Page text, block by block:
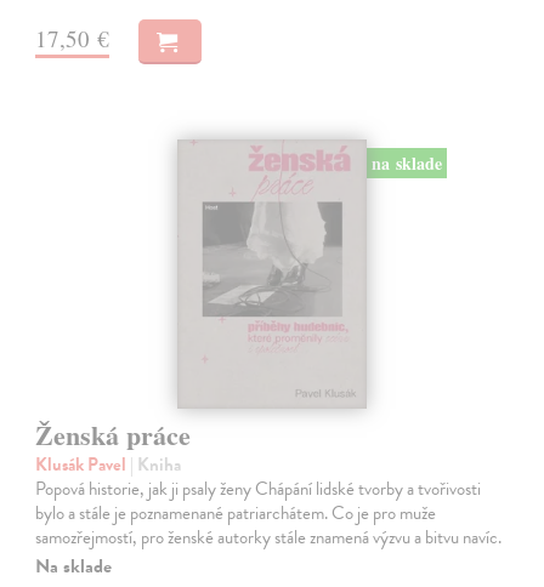
17,50 €
na sklade
Ženská práce
Klusák Pavel | Kniha
Popová historie, jak ji psaly ženy Chápání lidské tvorby a tvořivosti
bylo a stále je poznamenané patriarchátem. Co je pro muže
samozřejmostí, pro ženské autorky stále znamená výzvu a bitvu navíc.
Na sklade